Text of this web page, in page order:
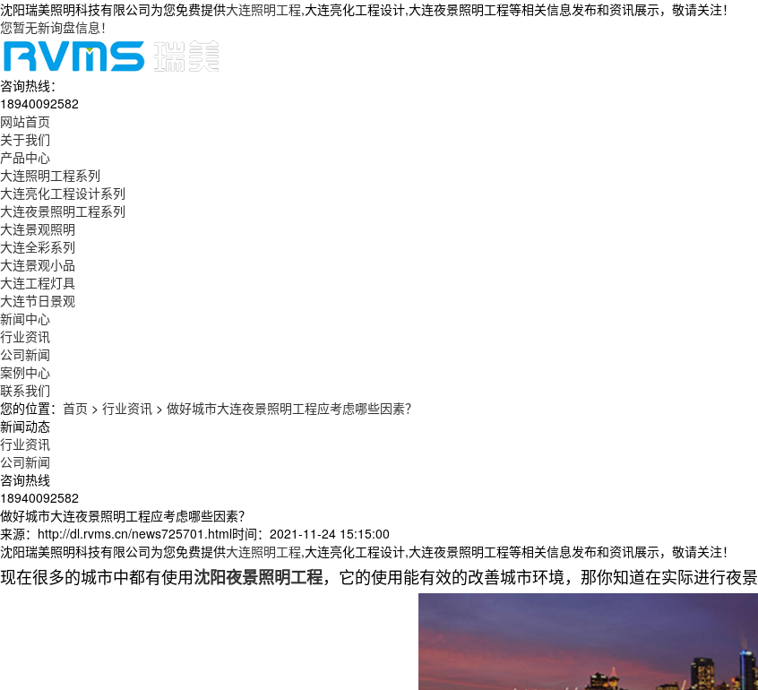
沈阳瑞美照明科技有限公司为您免费提供大连照明工程,大连亮化工程设计,大连夜景照明工程等相关信息发布和资讯展示，敬请关注！
您暂无新询盘信息！
咨询热线：
18940092582
网站首页
关于我们
产品中心
大连照明工程系列
大连亮化工程设计系列
大连夜景照明工程系列
大连景观照明
大连全彩系列
大连景观小品
大连工程灯具
大连节日景观
新闻中心
行业资讯
公司新闻
案例中心
联系我们
您的位置： 首页 > 行业资讯 > 做好城市大连夜景照明工程应考虑哪些因素？
新闻动态
行业资讯
公司新闻
咨询热线
18940092582
做好城市大连夜景照明工程应考虑哪些因素？
来源：http://dl.rvms.cn/news725701.html时间：2021-11-24 15:15:00
沈阳瑞美照明科技有限公司为您免费提供大连照明工程,大连亮化工程设计,大连夜景照明工程等相关信息发布和资讯展示，敬请关注！
现在很多的城市中都有使用沈阳夜景照明工程，它的使用能有效的改善城市环境，那你知道在实际进行夜景